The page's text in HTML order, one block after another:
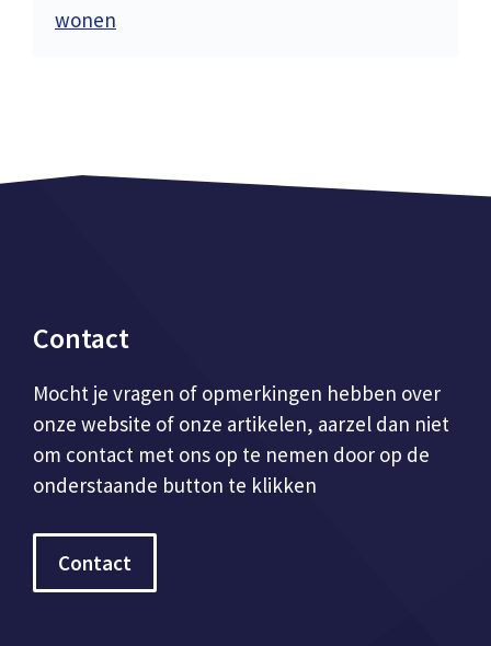
wonen
Contact
Mocht je vragen of opmerkingen hebben over
onze website of onze artikelen, aarzel dan niet
om contact met ons op te nemen door op de
onderstaande button te klikken
Contact